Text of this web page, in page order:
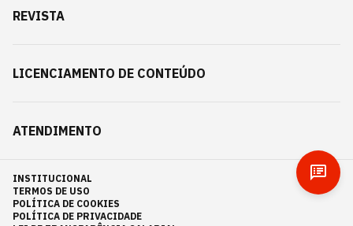
REVISTA
LICENCIAMENTO DE CONTEÚDO
ATENDIMENTO
INSTITUCIONAL
TERMOS DE USO
POLÍTICA DE COOKIES
POLÍTICA DE PRIVACIDADE